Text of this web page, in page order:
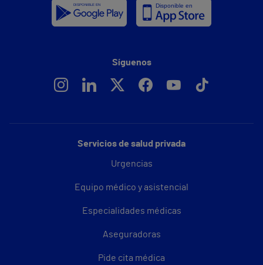
Servicios de salud privada
Urgencias
Equipo médico y asistencial
Especialidades médicas
Aseguradoras
Pide cita médica
Síguenos